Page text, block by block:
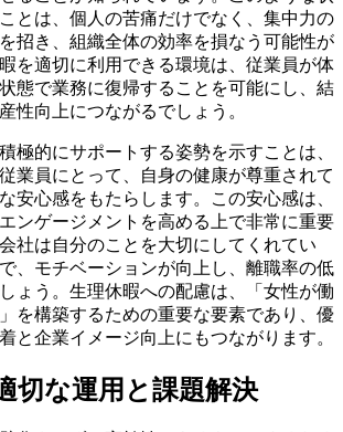
とは、個人の苦痛だけでなく、集中力の
招き、組織全体の効率を損なう可能性が
を適切に利用できる環境は、従業員が体
態で業務に復帰することを可能にし、結
性向上につながるでしょう。
極的にサポートする姿勢を示すことは、
業員にとって、自身の健康が尊重されて
安心感をもたらします。この安心感は、
ンゲージメントを高める上で非常に重要
社は自分のことを大切にしてくれてい
、モチベーションが向上し、離職率の低
ょう。生理休暇への配慮は、「女性が働
を構築するための重要な要素であり、優
と企業イメージ向上にもつながります。
切な運用と課題解決